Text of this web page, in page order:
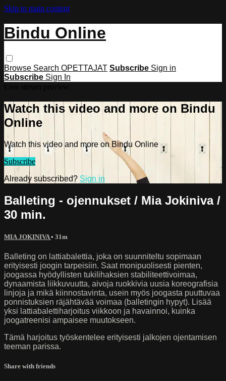
Skip to main content
Bindu Online
Browse Search OPETTAJAT Subscribe Sign in
Subscribe Sign In
Watch this video and more on Bindu
Online
Watch this video and more on Bindu Online
Subscribe
Already subscribed? Sign in
Balleting - ojennukset / Mia Jokiniva /
30 min.
MIA JOKINIVA• 31m
Balleting on lattiabalettia, joka on suunniteltu sopimaan
erityisesti joogin tarpeisiin. Saat monipuolisesti pienten,
joogassa hyödyllisten tukilihaksien stabiliteettivoimaa,
dynaamista liikkuvuutta, aivoja ruokkivia uusia koreografisia
linjoja ja mikä kiinnostavinta, usein myös joogasta puuttuvaa
ponnistuksien räjähtävää voimaa (balletingin hypyt). Lisää
yksi lattiabalettiharjoitus viikkoon ja havainnoi, kuinka
joogatreenisi ampaisee muutokseen.
Tämä harjoitus työskentelee erityisesti jalkojen ojentamisen
teeman parissa.
Share with friends